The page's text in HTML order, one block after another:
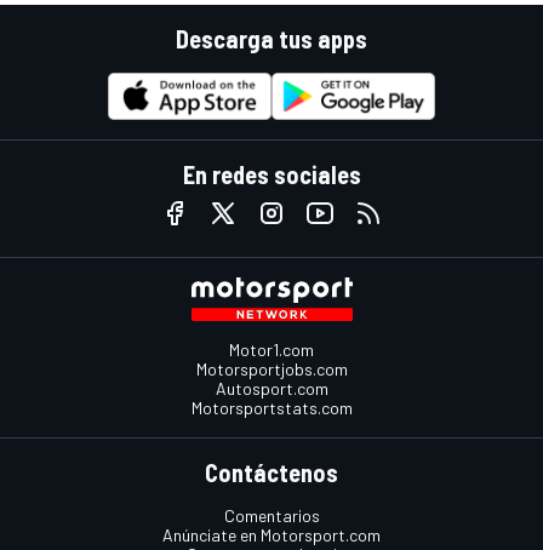
Descarga tus apps
En redes sociales
Motor1.com
Motorsportjobs.com
Autosport.com
Motorsportstats.com
Contáctenos
Comentarios
Anúnciate en Motorsport.com